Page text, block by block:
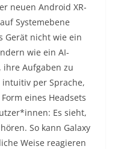
neuen Android XR-
Systemebene
Gerät nicht wie ein
wie ein AI-
Aufgaben zu
per Sprache,
eines Headsets
Es sieht,
So kann Galaxy
Weise reagieren